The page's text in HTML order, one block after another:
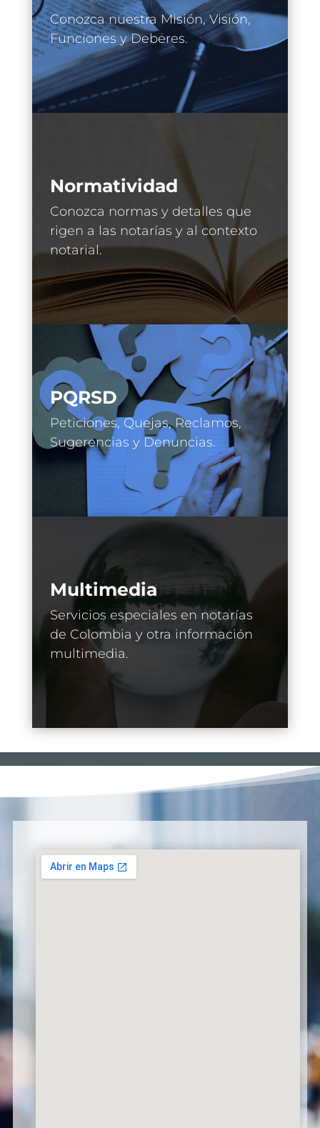
Conozca nuestra Misión, Visión,
Funciones y Deberes.
Normatividad
Conozca normas y detalles que
rigen a las notarías y al contexto
notarial.
PQRSD
Peticiones, Quejas, Reclamos,
Sugerencias y Denuncias.
Multimedia
Servicios especiales en notarías
de Colombia y otra información
multimedia.